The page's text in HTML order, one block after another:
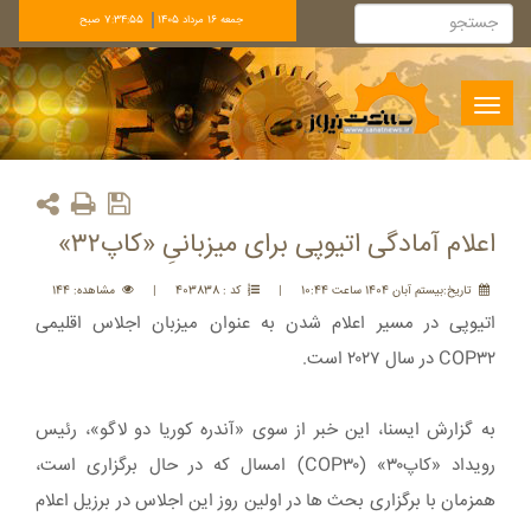
جمعه 16 مرداد 1405 7:34:55 صبح
Toggle
navigation
اعلام آمادگی اتیوپی برای میزبانیِ «کاپ۳۲»
تاريخ:بيستم آبان 1404 ساعت 10:44 | کد : 403838 | مشاهده: 144
اتیوپی در مسیر اعلام شدن به عنوان میزبان اجلاس اقلیمی
COP۳۲ در سال ۲۰۲۷ است.
به گزارش ایسنا، این خبر از سوی «آندره کوریا دو لاگو»، رئیس
رویداد «کاپ۳۰» (COP۳۰) امسال که در حال برگزاری است،
همزمان با برگزاری بحث ها در اولین روز این اجلاس در برزیل اعلام